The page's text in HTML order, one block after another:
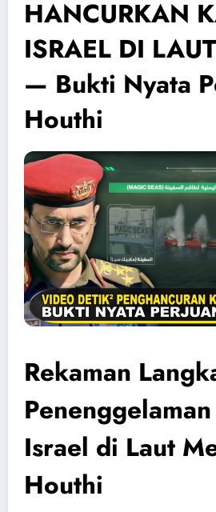
HANCURKAN
ISRAEL DI
— Bukti Nyata
Houthi
Rekaman
Israel di Laut
Houthi